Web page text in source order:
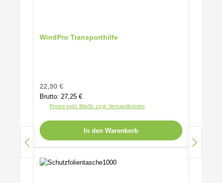
WindPro Transporthilfe
Regulärer Preis:
22,90 €
Brutto: 27,25 €
Preise exkl. MwSt. zzgl. Versandkosten
In den Warenkorb